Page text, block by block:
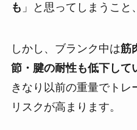
も 」と思ってしまうこと
しかし、ブランク中は筋
節・腱の耐性も低下して
きなり以前の重量でトレ
リスクが高まります。